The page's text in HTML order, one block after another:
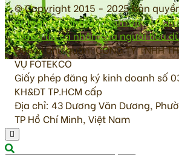
© Copyright 2015 - 2025 bản
antoanvesinhthucpham.vn|
thông tin cá nhân của người tiêu
Đơn vị chủ quản: CÔNG TY TNHH
VỤ FOTEKCO
Giấy phép đăng ký kinh doanh số
KH&ĐT TP.HCM cấp
Địa chỉ: 43 Dương Văn Dương,
TP Hồ Chí Minh, Việt Nam